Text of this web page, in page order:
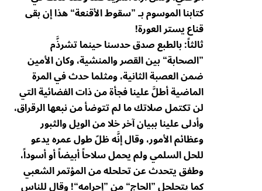
كتابنا الموسوم بـ ”سقوط الأقنعة“ هذا إن بقى
قناع يستر العورة!
ثالثاً: بالطبع صدق حدسنا حينما تشرذَّم
”الصحابة“ بين القصر والمنشية، وكان الأمين
ضمن العصبة الثانية، ومثلما حدث في المرة
الماضية أطلَّ علينا فجأة من ذات الفضائية التي
لن تكتمل صلاتك ما لم تتوضأ من نبعها الرقراق،
وأدلى علينا ببيان آخر خلا من الويل والثبور
وعظائم الأمور، وقال إنَّه ظلّ طول عمره يدعو
للحل السلمي ولم يحمل سلاحاً أبيضاً أو أسوداً،
وطفق يتحدث عن تحلحله من المؤتمر الشعبي
كما يتحلحل ”الحاج“ من ”إحرامه“! وقال للناس